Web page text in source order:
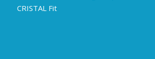
CRISTAL Fit